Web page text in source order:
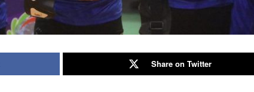
Share on Twitter